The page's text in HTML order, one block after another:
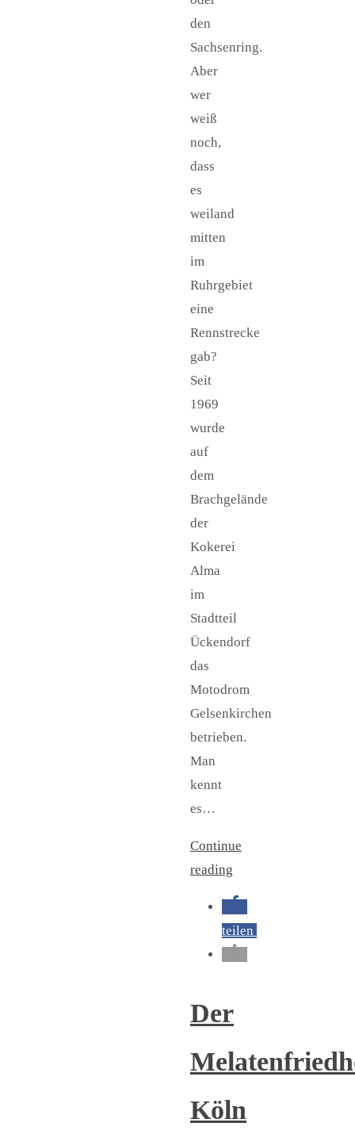
den
Sachsenring.
Aber
wer
weiß
noch,
dass
es
weiland
mitten
im
Ruhrgebiet
eine
Rennstrecke
gab?
Seit
1969
wurde
auf
dem
Brachgelände
der
Kokerei
Alma
im
Stadtteil
Ückendorf
das
Motodrom
Gelsenkirchen
betrieben.
Man
kennt
es…
Continue
reading
teilen
Der
Köln